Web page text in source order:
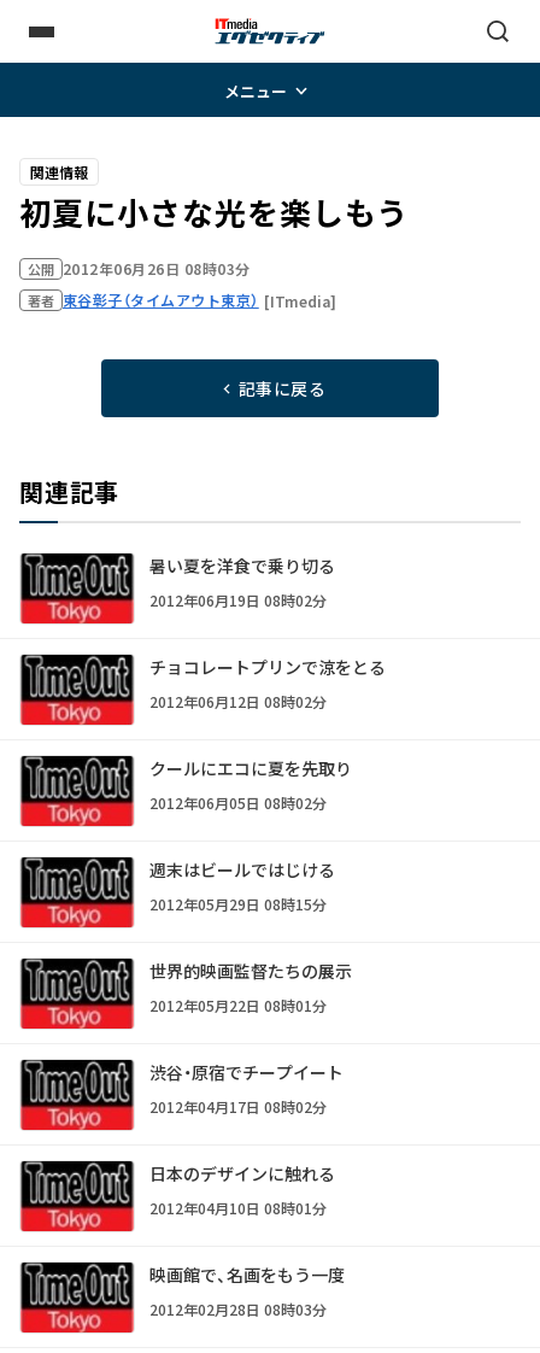
メニュー
関連情報
初夏に小さな光を楽しもう
公開 2012年06月26日 08時03分
著者 東谷彰子（タイムアウト東京） [ITmedia]
記事に戻る
関連記事
暑い夏を洋食で乗り切る
2012年06月19日 08時02分
チョコレートプリンで涼をとる
2012年06月12日 08時02分
クールにエコに夏を先取り
2012年06月05日 08時02分
週末はビールではじける
2012年05月29日 08時15分
世界的映画監督たちの展示
2012年05月22日 08時01分
渋谷・原宿でチープイート
2012年04月17日 08時02分
日本のデザインに触れる
2012年04月10日 08時01分
映画館で、名画をもう一度
2012年02月28日 08時03分